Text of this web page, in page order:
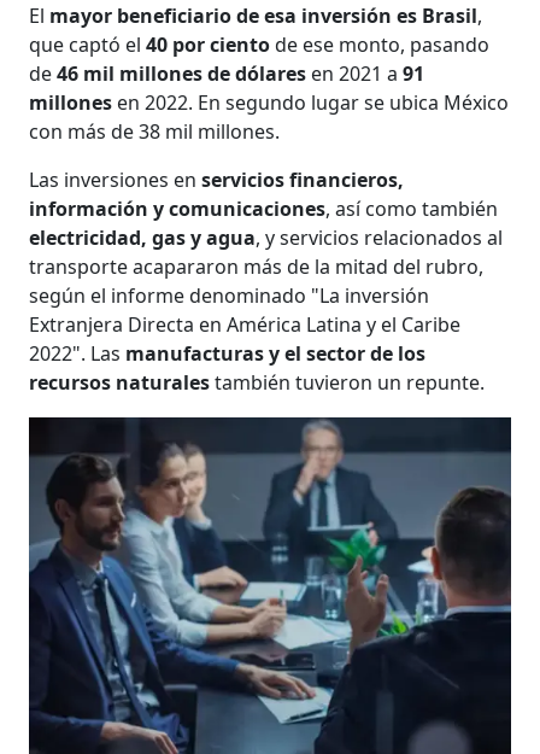
El mayor beneficiario de esa inversión es Brasil,
que captó el40 por cientode ese monto, pasando
de46 mil millones de dólares en 2021 a91
millones en 2022. En segundo lugar se ubica México
con más de 38 mil millones.
Las inversiones enservicios financieros,
información y comunicaciones, así como también
electricidad, gas y agua, y servicios relacionados al
transporte acapararon más de la mitad del rubro,
según el informe denominado "La inversión
Extranjera Directa en América Latina y el Caribe
2022". Las manufacturas y el sector de los
recursos naturalestambién tuvieron un repunte.